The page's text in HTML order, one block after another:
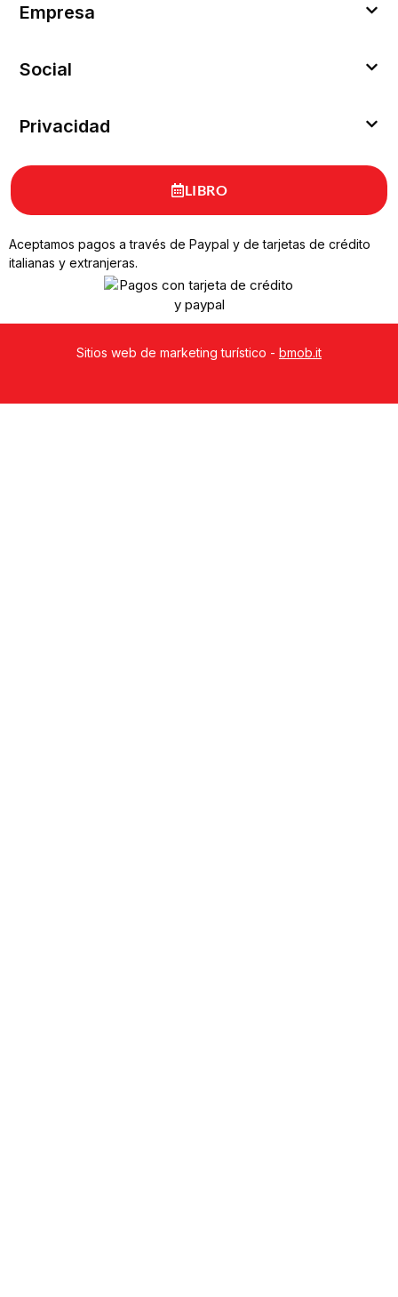
Empresa
Social
Privacidad
LIBRO
Aceptamos pagos a través de Paypal y de tarjetas de crédito
italianas y extranjeras.
Sitios web de marketing turístico - bmob.it